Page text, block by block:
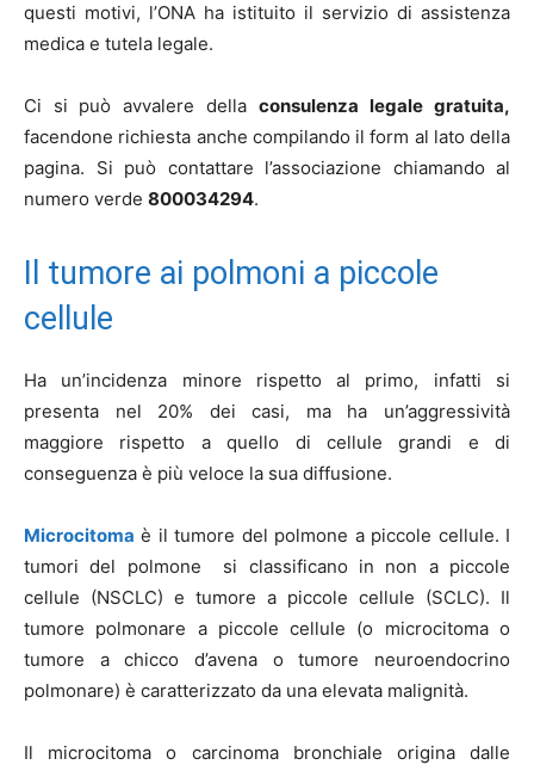
questi motivi, l’ONA ha istituito il servizio di assistenza
medica e tutela legale.
Ci si può avvalere della consulenza legale gratuita,
facendone richiesta anche compilando il form al lato della
pagina. Si può contattare l’associazione chiamando al
numero verde 800034294.
Il tumore ai polmoni a piccole
cellule
Ha un’incidenza minore rispetto al primo, infatti si
presenta nel 20% dei casi, ma ha un’aggressività
maggiore rispetto a quello di cellule grandi e di
conseguenza è più veloce la sua diffusione.
Microcitoma è il tumore del polmone a piccole cellule. I
tumori del polmone si classificano in non a piccole
cellule (NSCLC) e tumore a piccole cellule (SCLC). Il
tumore polmonare a piccole cellule (o microcitoma o
tumore a chicco d’avena o tumore neuroendocrino
polmonare) è caratterizzato da una elevata malignità.
Il microcitoma o carcinoma bronchiale origina dalle